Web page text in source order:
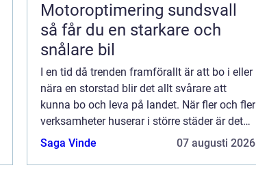
Motoroptimering sundsvall
så får du en starkare och
snålare bil
I en tid då trenden framförallt är att bo i eller
nära en storstad blir det allt svårare att
kunna bo och leva på landet. När fler och fler
verksamheter huserar i större städer är det
inte så...
Saga Vinde 07 augusti 2026